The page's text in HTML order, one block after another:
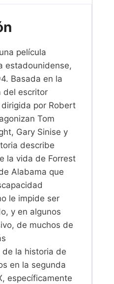
película
estadounidense,
Basada en la
del escritor
por Robert
Tom
Gary Sinise y
describe
la vida de Forrest
Alabama que
le impide ser
y en algunos
de muchos de
la historia de
en la segunda
específicamente